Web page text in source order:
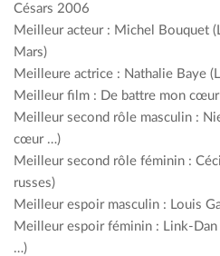
Césars 2006
Meilleur acteur : Michel Bouquet
Mars)
Meilleure actrice : Nathalie Baye
Meilleur film : De battre mon cœur
Meilleur second rôle masculin :
cœur …)
Meilleur second rôle féminin :
russes)
Meilleur espoir masculin : Louis
Meilleur espoir féminin : Link-
…)